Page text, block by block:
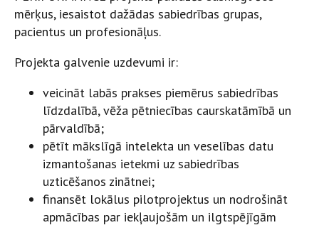
mērķus, iesaistot dažādas sabiedrības grupas,
pacientus un profesionāļus.
Projekta galvenie uzdevumi ir:
veicināt labās prakses piemērus sabiedrības
līdzdalībā, vēža pētniecības caurskatāmībā un
pārvaldībā;
pētīt mākslīgā intelekta un veselības datu
izmantošanas ietekmi uz sabiedrības
uzticēšanos zinātnei;
finansēt lokālus pilotprojektus un nodrošināt
apmācības par iekļaujošām un ilgtspējīgām